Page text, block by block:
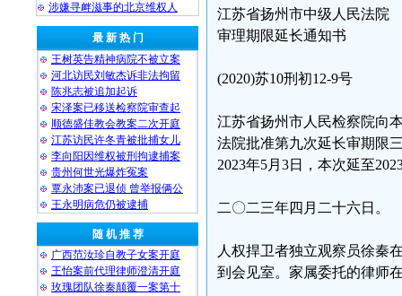
涉嫌寻衅滋事的北京维权人
最 新 热 门
王树英告精神病院不被立案
河北访民刘敏杰诉非法拘留
陈兆志被追加起诉
宋泽案已移送检察院审查起
顺德盛佳教会教案二次开庭
江苏访民许冬青被批捕女儿
李向阳因维权被刑拘逮捕案
贵州何世光爆炸冤案
覃永沛案已退侦 曾举报俩公
王永明病危仍被逮捕
随 机 推 荐
广西范汝珍自教子女案开庭
王怡案前代理律师澄清开庭
玫瑰团队徐秦颠覆一案第十
江苏省扬州市中级人民法院
审理期限延长通知书
(2020)苏10刑初12-9号
江苏省扬州市人民检察院向
法院批准第九次延长审期限
2023年5月3日，本次延至
二〇二三年四月二十六日。
人权捍卫者独立观察员徐秦
到会见室。家属委托的律师